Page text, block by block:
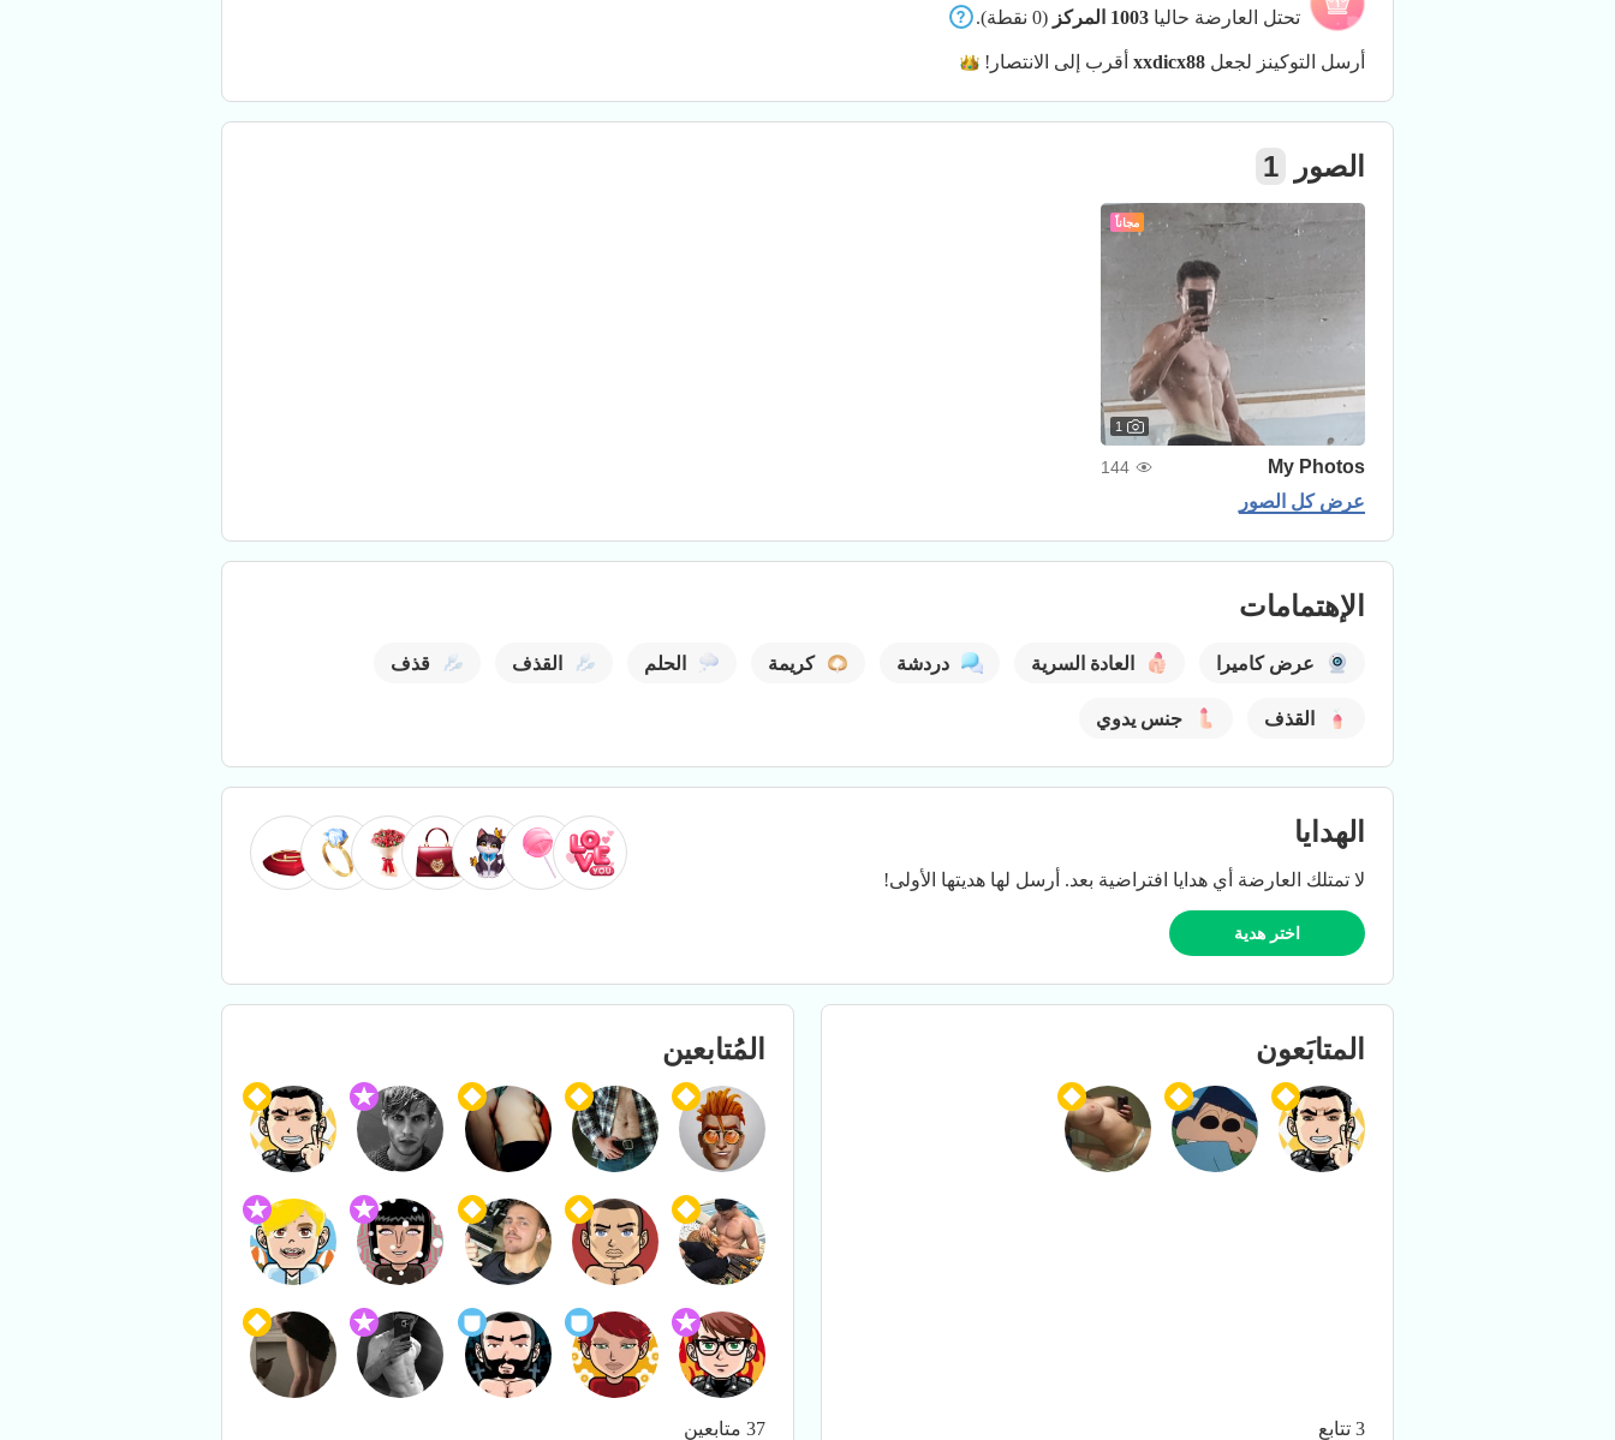
تحتل العارضة حاليا 1003 المركز (0 نقطة).
أرسل التوكينز لجعل xxdicx88 أقرب إلى الانتصار!
الصور 1
مجاناً
1
My Photos
144
عرض كل الصور
الإهتمامات
عرض كاميرا العادة السرية دردشة كريمة الحلم القذف قذف
القذف جنس يدوي
الهدايا
لا تمتلك العارضة أي هدايا افتراضية بعد. أرسل لها هديتها الأولى!
اختر هدية
المتابَعون
3 تتابع
المُتابعين
37 متابعين